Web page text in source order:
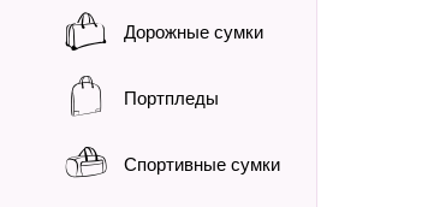
Дорожные сумки
Портпледы
Спортивные сумки